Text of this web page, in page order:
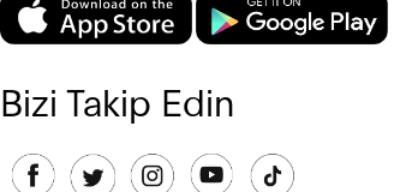
Bizi Takip Edin